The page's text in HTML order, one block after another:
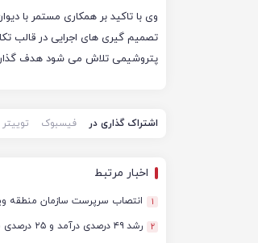
وی با تاکید بر همکاری مستمر با
تصمیم گیری های اجرایی در قالب
پتروشیمی تلاش می شود هدف
اشتراک گذاری در فیسبوک توییتر
اخبار مرتبط
1 انتصاب سرپرست سازمان منطقه
2 رشد ۴۹ درصدی درآمد و ۲۵ درصدی سود خالص؛ بیدبلند خلیج‌فارس سال ۱۴۰۴ را با رکوردهای جدید به پایان رساند